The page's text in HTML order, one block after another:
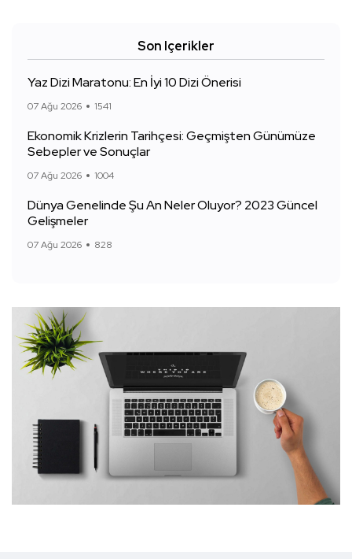
Son Içerikler
Yaz Dizi Maratonu: En İyi 10 Dizi Önerisi
07 Ağu 2026 1541
Ekonomik Krizlerin Tarihçesi: Geçmişten Günümüze
Sebepler ve Sonuçlar
07 Ağu 2026 1004
Dünya Genelinde Şu An Neler Oluyor? 2023 Güncel
Gelişmeler
07 Ağu 2026 828